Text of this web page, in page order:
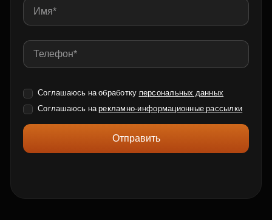
Соглашаюсь на обработку персональных данных
Соглашаюсь нарекламно-информационные рассылки
Отправить